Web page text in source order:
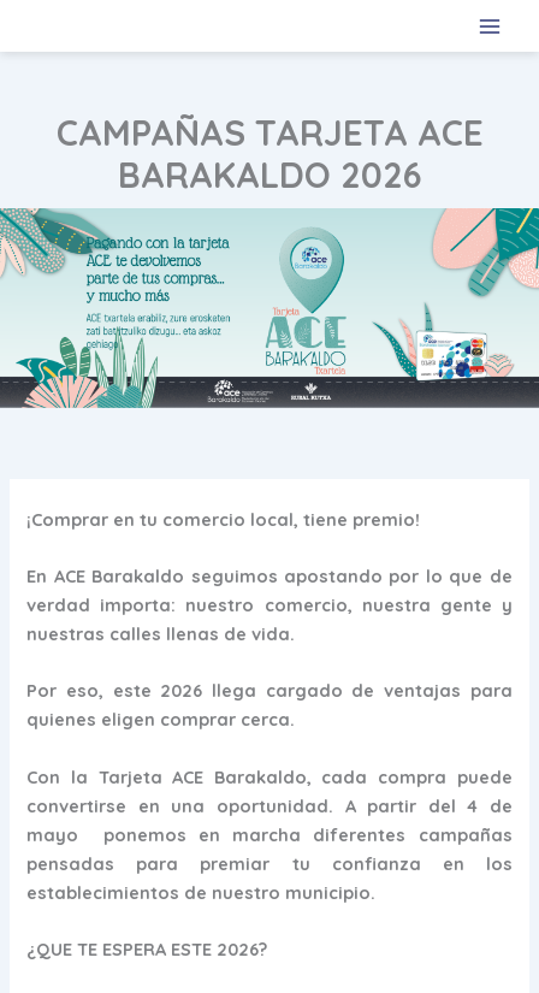
CAMPAÑAS TARJETA ACE
BARAKALDO 2026
¡Comprar en tu comercio local, tiene premio!
En ACE Barakaldo seguimos apostando por lo que de
verdad importa: nuestro comercio, nuestra gente y
nuestras calles llenas de vida.
Por eso, este 2026 llega cargado de ventajas para
quienes eligen comprar cerca.
Con la Tarjeta ACE Barakaldo, cada compra puede
convertirse en una oportunidad. A partir del 4 de
mayo
ponemos en marcha diferentes campañas
pensadas para premiar tu confianza en los
establecimientos de nuestro municipio.
¿QUE TE ESPERA ESTE 2026?